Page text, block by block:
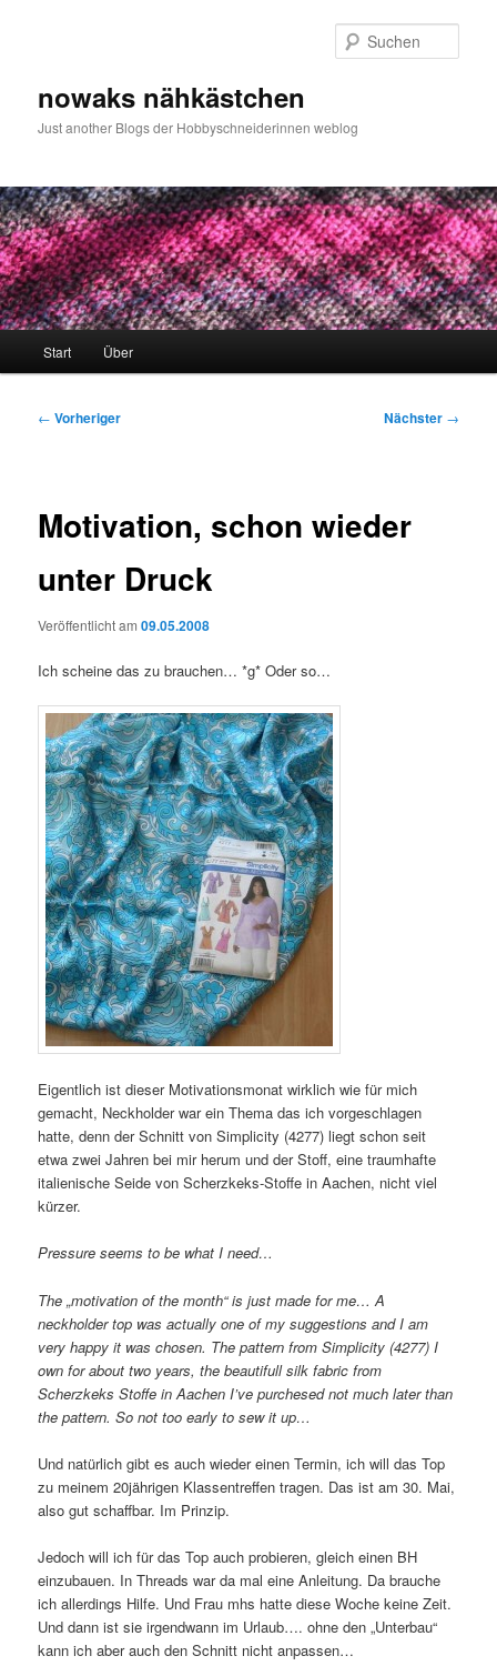
nowaks nähkästchen
Just another Blogs der Hobbyschneiderinnen weblog
Start Über
Beitragsnavigation
← Vorheriger Nächster →
Motivation, schon wieder
unter Druck
Veröffentlicht am09.05.2008
Ich scheine das zu brauchen… *g* Oder so…
Eigentlich ist dieser Motivationsmonat wirklich wie für mich
gemacht, Neckholder war ein Thema das ich vorgeschlagen
hatte, denn der Schnitt von Simplicity (4277) liegt schon seit
etwa zwei Jahren bei mir herum und der Stoff, eine traumhafte
italienische Seide von Scherzkeks-Stoffe in Aachen, nicht viel
kürzer.
Pressure seems to be what I need…
The „motivation of the month“ is just made for me… A
neckholder top was actually one of my suggestions and I am
very happy it was chosen. The pattern from Simplicity (4277) I
own for about two years, the beautifull silk fabric from
Scherzkeks Stoffe in Aachen I’ve purchesed not much later than
the pattern. So not too early to sew it up…
Und natürlich gibt es auch wieder einen Termin, ich will das Top
zu meinem 20jährigen Klassentreffen tragen. Das ist am 30. Mai,
also gut schaffbar. Im Prinzip.
Jedoch will ich für das Top auch probieren, gleich einen BH
einzubauen. In Threads war da mal eine Anleitung. Da brauche
ich allerdings Hilfe. Und Frau mhs hatte diese Woche keine Zeit.
Und dann ist sie irgendwann im Urlaub…. ohne den „Unterbau“
kann ich aber auch den Schnitt nicht anpassen…